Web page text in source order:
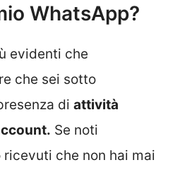
WhatsApp?
evidenti che
che sei sotto
di attività
Se noti
che non hai mai